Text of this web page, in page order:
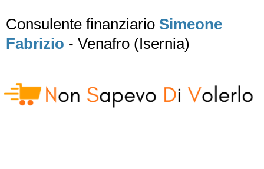
Consulente finanziario Simeone
Fabrizio - Venafro (Isernia)